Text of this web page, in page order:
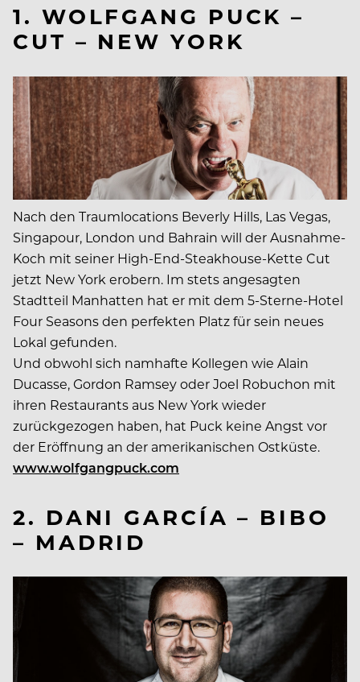
1. WOLFGANG PUCK –
CUT – NEW YORK
Nach den Traumlocations Beverly Hills, Las Vegas,
Singapour, London und Bahrain will der Ausnahme-
Koch mit seiner High-End-Steakhouse-Kette Cut
jetzt New York erobern. Im stets angesagten
Stadtteil Manhatten hat er mit dem 5-Sterne-Hotel
Four Seasons den perfekten Platz für sein neues
Lokal gefunden.
Und obwohl sich namhafte Kollegen wie Alain
Ducasse, Gordon Ramsey oder Joel Robuchon mit
ihren Restaurants aus New York wieder
zurückgezogen haben, hat Puck keine Angst vor
der Eröffnung an der amerikanischen Ostküste.
www.wolfgangpuck.com
2. DANI GARCÍA – BIBO
– MADRID